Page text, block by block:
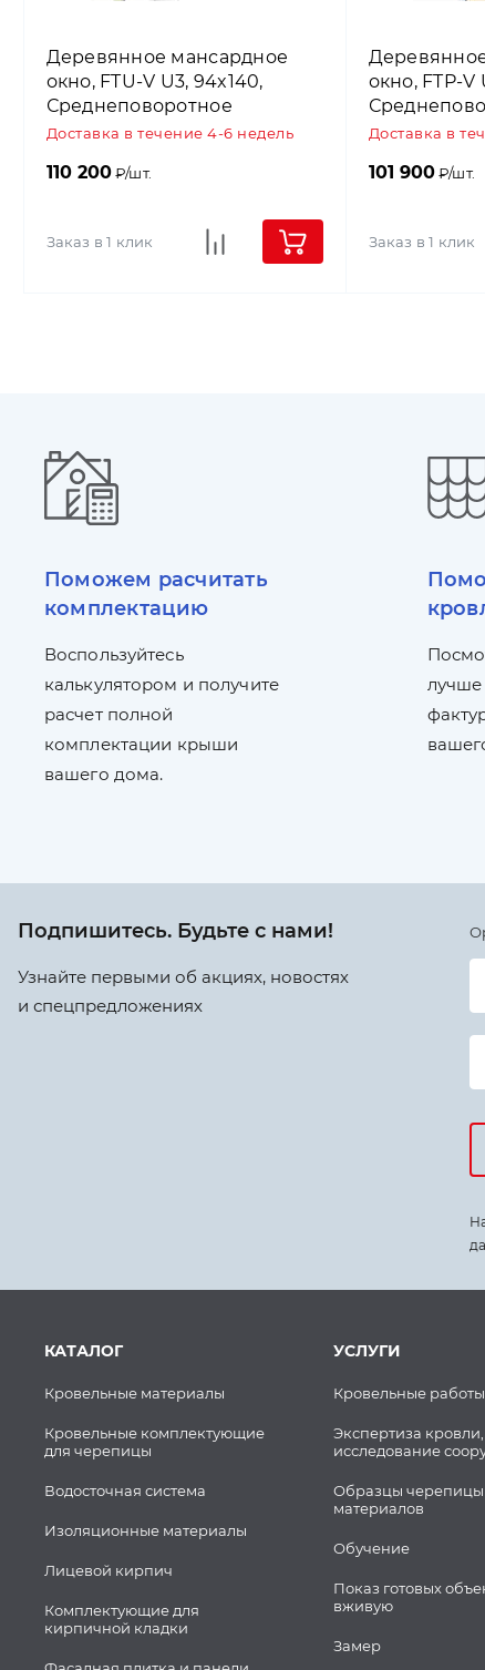
Деревянное мансардное
окно, FTU-V U3, 94x140,
Среднеповоротное
открывание, Fakro
Доставка в течение 4-6 недель
110 200₽/шт.
Заказ в 1 клик
окно, FTP-V
Доставка в
101 900₽/шт.
Заказ в 1 клик
Поможем расчитать
комплектацию
Воспользуйтесь
калькулятором и получите
расчет полной
комплектации крыши
вашего дома.
лучше
Подпишитесь. Будьте с нами!
Узнайте первыми об акциях, новостях
и спецпредложениях
КАТАЛОГ
Кровельные материалы
Кровельные комплектующие
для черепицы
Водосточная система
Изоляционные материалы
Лицевой кирпич
Комплектующие для
кирпичной кладки
УСЛУГИ
Кровельные работы
Экспертиза кровли,
исследование
Образцы черепицы
материалов
Обучение
Показ готовых
вживую
Замер